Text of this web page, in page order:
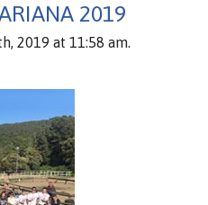
2019
2019 at 11:58 am.